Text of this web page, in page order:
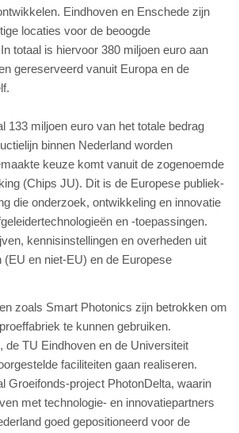
Eindhoven en Enschede zijn
locaties voor de beoogde
totaal is hiervoor 380 miljoen euro aan
gereserveerd vanuit Europa en de
133 miljoen euro van het totale bedrag
binnen Nederland worden
keuze komt vanuit de zogenoemde
(Chips JU). Dit is de Europese publiek-
die onderzoek, ontwikkeling en innovatie
en -toepassingen.
kennisinstellingen en overheden uit
(EU en niet-EU) en de Europese
zoals Smart Photonics zijn betrokken om
te kunnen gebruiken.
de TU Eindhoven en de Universiteit
faciliteiten gaan realiseren.
Groeifonds-project PhotonDelta, waarin
met technologie- en innovatiepartners
goed gepositioneerd voor de